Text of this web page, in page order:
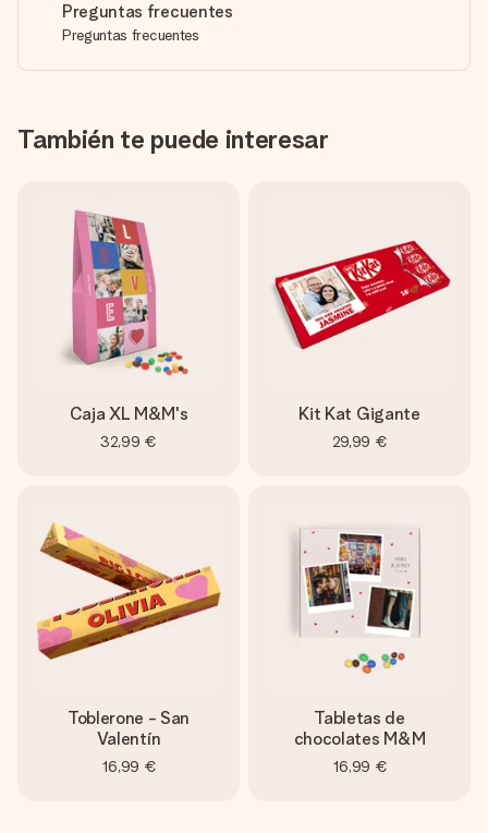
Preguntas frecuentes
Preguntas frecuentes
También te puede interesar
Caja XL M&M's
32,99 €
Kit Kat Gigante
29,99 €
Toblerone - San
Valentín
16,99 €
Tabletas de
chocolates M&M
16,99 €